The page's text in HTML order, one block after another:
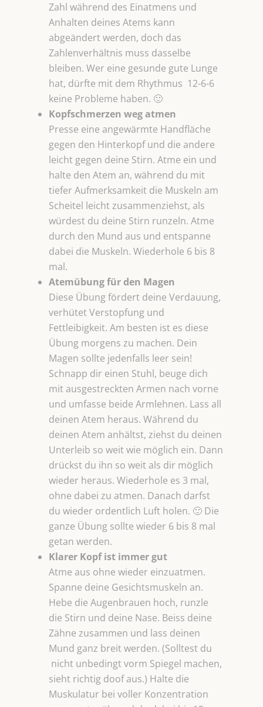
Zahl während des Einatmens und
Anhalten deines Atems kann
abgeändert werden, doch das
Zahlenverhältnis muss dasselbe
bleiben. Wer eine gesunde gute Lunge
hat, dürfte mit dem Rhythmus 12-6-6
keine Probleme haben. 🙂
Kopfschmerzen weg atmen
Presse eine angewärmte Handfläche
gegen den Hinterkopf und die andere
leicht gegen deine Stirn. Atme ein und
halte den Atem an, während du mit
tiefer Aufmerksamkeit die Muskeln am
Scheitel leicht zusammenziehst, als
würdest du deine Stirn runzeln. Atme
durch den Mund aus und entspanne
dabei die Muskeln. Wiederhole 6 bis 8
mal.
Atemübung für den Magen
Diese Übung fördert deine Verdauung,
verhütet Verstopfung und
Fettleibigkeit. Am besten ist es diese
Übung morgens zu machen. Dein
Magen sollte jedenfalls leer sein!
Schnapp dir einen Stuhl, beuge dich
mit ausgestreckten Armen nach vorne
und umfasse beide Armlehnen. Lass all
deinen Atem heraus. Während du
deinen Atem anhältst, ziehst du deinen
Unterleib so weit wie möglich ein. Dann
drückst du ihn so weit als dir möglich
wieder heraus. Wiederhole es 3 mal,
ohne dabei zu atmen. Danach darfst
du wieder ordentlich Luft holen. 🙂 Die
ganze Übung sollte wieder 6 bis 8 mal
getan werden.
Klarer Kopf ist immer gut
Atme aus ohne wieder einzuatmen.
Spanne deine Gesichtsmuskeln an.
Hebe die Augenbrauen hoch, runzle
die Stirn und deine Nase. Beiss deine
Zähne zusammen und lass deinen
Mund ganz breit werden. (Solltest du
nicht unbedingt vorm Spiegel machen,
sieht richtig doof aus.) Halte die
Muskulatur bei voller Konzentration